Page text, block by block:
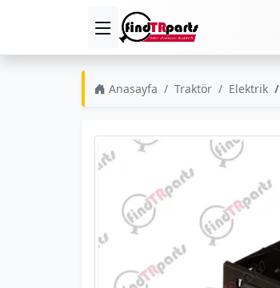
Anasayfa Traktör Elektrik